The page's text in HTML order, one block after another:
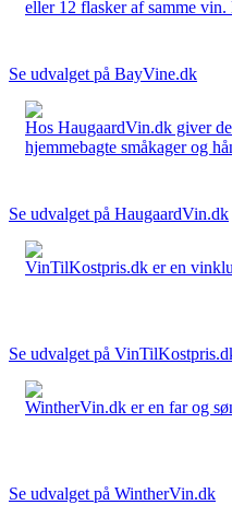
eller 12 flasker af samme
Se udvalget på BayVine.dk
Hos HaugaardVin.dk giver
hjemmebagte småkager og
Se udvalget på HaugaardVin.dk
VinTilKostpris.dk er en
Se udvalget på
WintherVin.dk er en far og
Se udvalget på WintherVin.dk